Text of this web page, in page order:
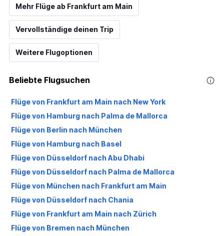
Mehr Flüge ab Frankfurt am Main
Vervollständige deinen Trip
Weitere Flugoptionen
Beliebte Flugsuchen
Flüge von Frankfurt am Main nach New York
Flüge von Hamburg nach Palma de Mallorca
Flüge von Berlin nach München
Flüge von Hamburg nach Basel
Flüge von Düsseldorf nach Abu Dhabi
Flüge von Düsseldorf nach Palma de Mallorca
Flüge von München nach Frankfurt am Main
Flüge von Düsseldorf nach Chania
Flüge von Frankfurt am Main nach Zürich
Flüge von Bremen nach München